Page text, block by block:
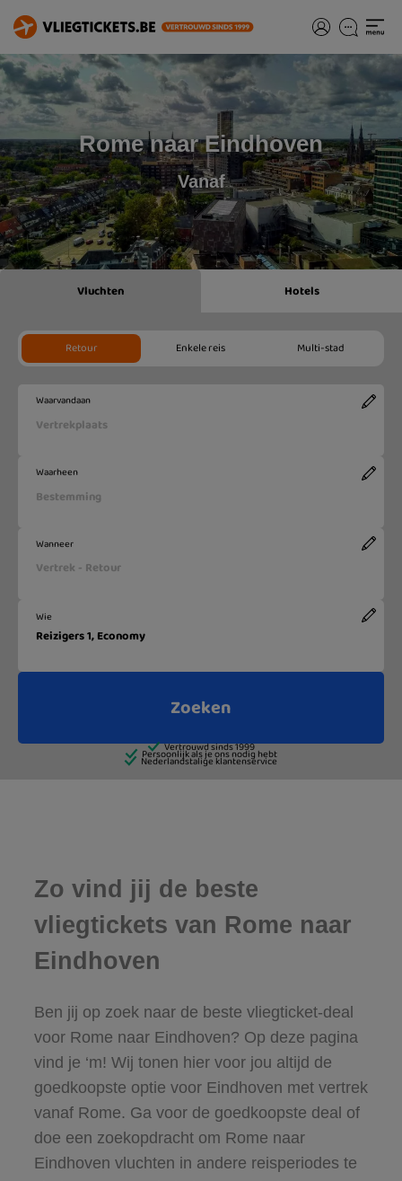
Rome naar Eindhoven
Vanaf
Zo vind jij de beste
vliegtickets van Rome naar
Eindhoven
Ben jij op zoek naar de beste vliegticket-deal
voor Rome naar Eindhoven? Op deze pagina
vind je ‘m! Wij tonen hier voor jou altijd de
goedkoopste optie voor Eindhoven met vertrek
vanaf Rome. Ga voor de goedkoopste deal of
doe een zoekopdracht om Rome naar
Eindhoven vluchten in andere reisperiodes te